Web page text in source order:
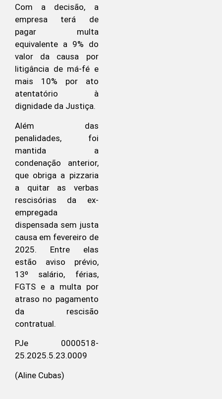
Com a decisão, a
empresa terá de
pagar multa
equivalente a 9% do
valor da causa por
litigância de má-fé e
mais 10% por ato
atentatório à
dignidade da Justiça.
Além das
penalidades, foi
mantida a
condenação anterior,
que obriga a pizzaria
a quitar as verbas
rescisórias da ex-
empregada
dispensada sem justa
causa em fevereiro de
2025. Entre elas
estão aviso prévio,
13º salário, férias,
FGTS e a multa por
atraso no pagamento
da rescisão
contratual.
PJe 0000518-
25.2025.5.23.0009
(Aline Cubas)